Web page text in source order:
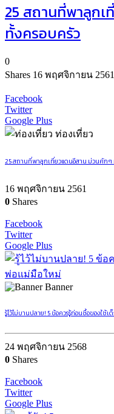
25 สถานที่พาลูก
ทั้งครอบครัว
0
Shares 16 พฤศจิกายน 2561
Facebook
Twitter
Google Plus
ท่องเที่ยว
25 สถานที่พาลูกเที่ยวแดนอีสาน ม่วนคักๆ
16 พฤศจิกายน 2561
0 Shares
Facebook
Twitter
Google Plus
Banner
รู้ไว้ไม่บานปลาย! 5 ข้อควรรู้ก่อนซื้อของใช้
24 พฤศจิกายน 2568
0 Shares
Facebook
Twitter
Google Plus